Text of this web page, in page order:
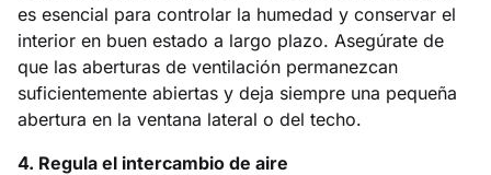
es esencial para controlar la humedad y conservar el
interior en buen estado a largo plazo. Asegúrate de
que las aberturas de ventilación permanezcan
suficientemente abiertas y deja siempre una pequeña
abertura en la ventana lateral o del techo.
4. Regula el intercambio de aire